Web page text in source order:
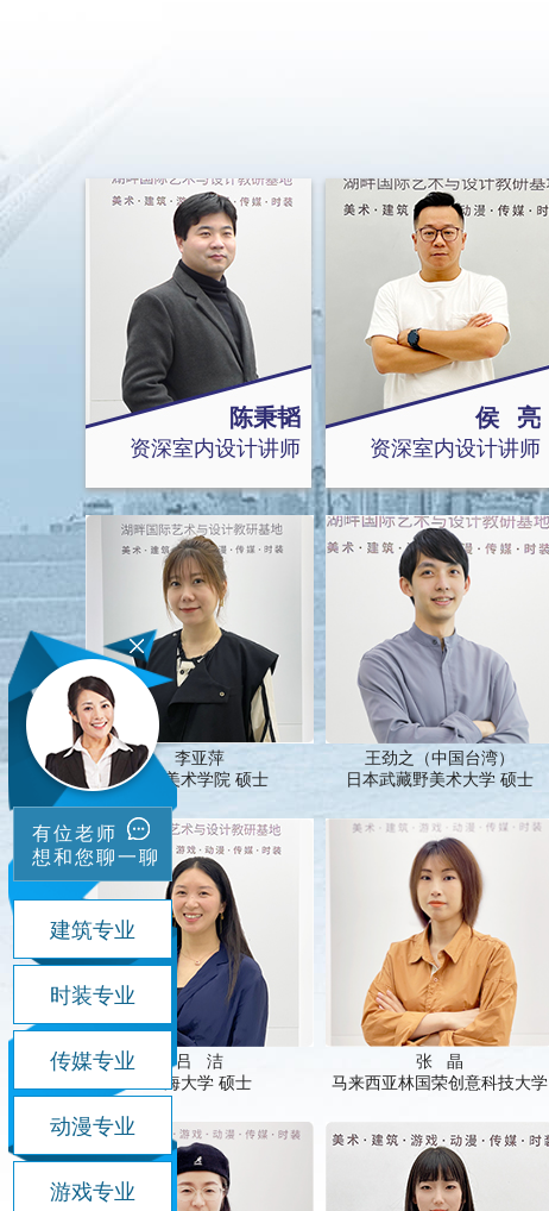
陈秉韬
资深室内设计讲师
侯 亮
资深室内设计讲师
李亚萍
四川美术学院 硕士
王劲之（中国台湾）
日本武藏野美术大学 硕士
吕 洁
上海大学 硕士
张 晶
马来西亚林国荣创意科技大学
有位老师
想和您聊一聊
建筑专业
时装专业
传媒专业
动漫专业
游戏专业